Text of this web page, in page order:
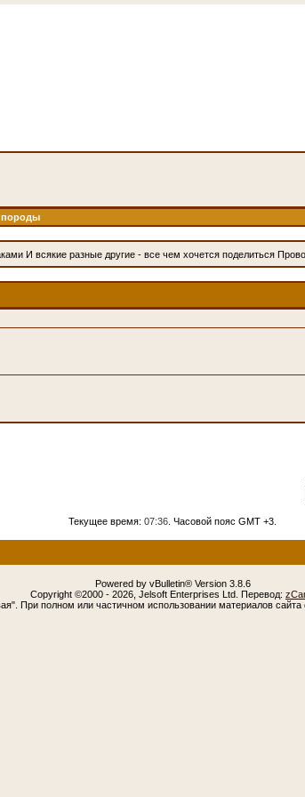
породы
И всякие разные другие - все чем хочется поделиться
Текущее время: 07:36 . Часовой пояс GMT +3.
Powered by vBulletin® Version 3.8.6
Copyright ©2000 - 2026, Jelsoft Enterprises Ltd. Перевод:
При полном или частичном использовании материалов